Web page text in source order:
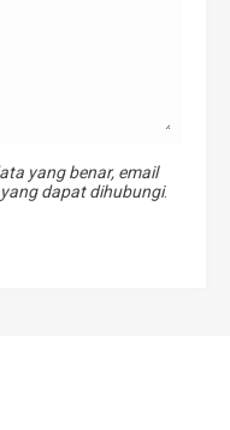
yang benar, email
dapat dihubungi.